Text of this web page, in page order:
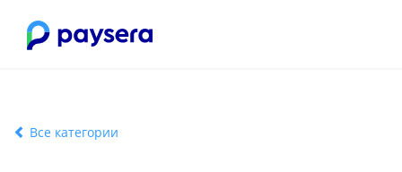
Все категории